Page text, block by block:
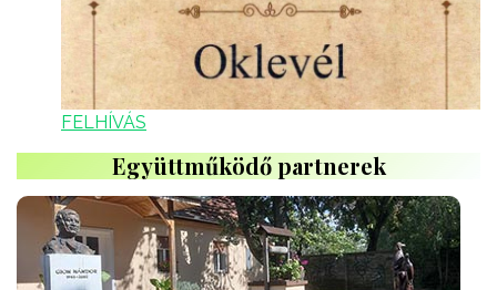
FELHÍVÁS
Együttműködő partnerek